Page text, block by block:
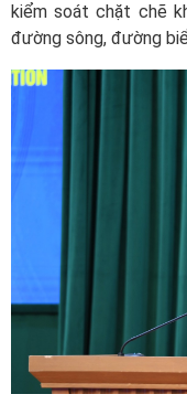
kiểm soát chặt chẽ
đường sông, đường